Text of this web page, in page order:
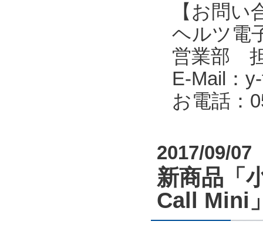
【お問い
ヘルツ電
営業部
E-Mail：
お電話：
2017/09/07
新商品「
Call Mini